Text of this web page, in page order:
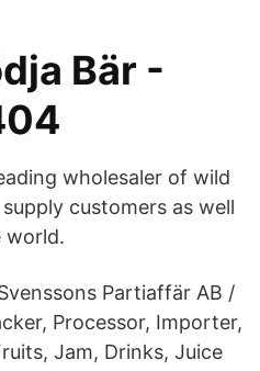
Bär -
wholesaler of wild
customers as well
world.
Partiaffär AB /
Processor, Importer,
Jam, Drinks, Juice